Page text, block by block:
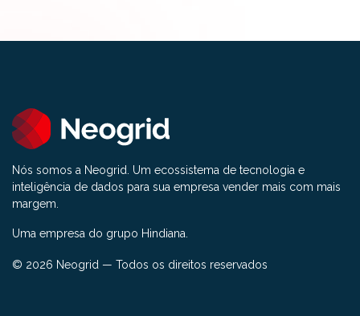
Nós somos a Neogrid. Um ecossistema de tecnologia e
inteligência de dados para sua empresa vender mais com mais
margem.
Uma empresa do grupo Hindiana.
© 2026 Neogrid — Todos os direitos reservados